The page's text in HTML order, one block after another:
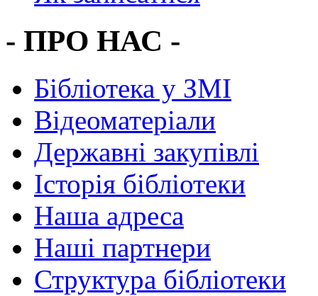
- ПРО НАС -
Бібліотека у ЗМІ
Відеоматеріали
Державні закупівлі
Історія бібліотеки
Наша адреса
Наші партнери
Структура бібліотеки